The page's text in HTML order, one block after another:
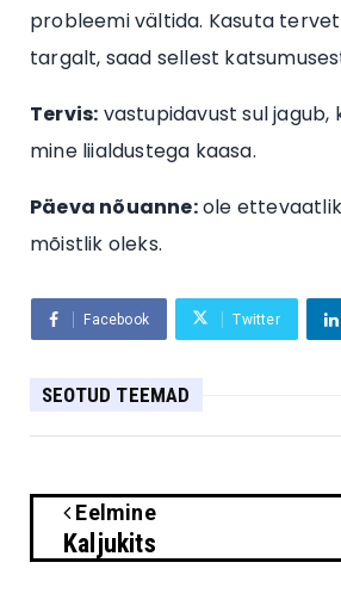
probleemi vältida. Kasuta
targalt, saad sellest
Tervis: vastupidavust sul
mine liialdustega kaasa.
Päeva nõuanne:ole ettevaatlik
mõistlik oleks.
Facebook Twitter
SEOTUD TEEMAD
Eelmine
Kaljukits